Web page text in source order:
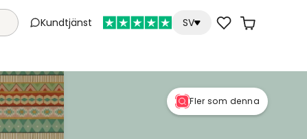
Kundtjänst SV
Fler som denna